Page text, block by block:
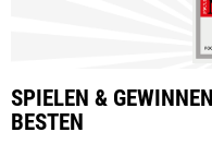
SPIELEN &
BESTEN